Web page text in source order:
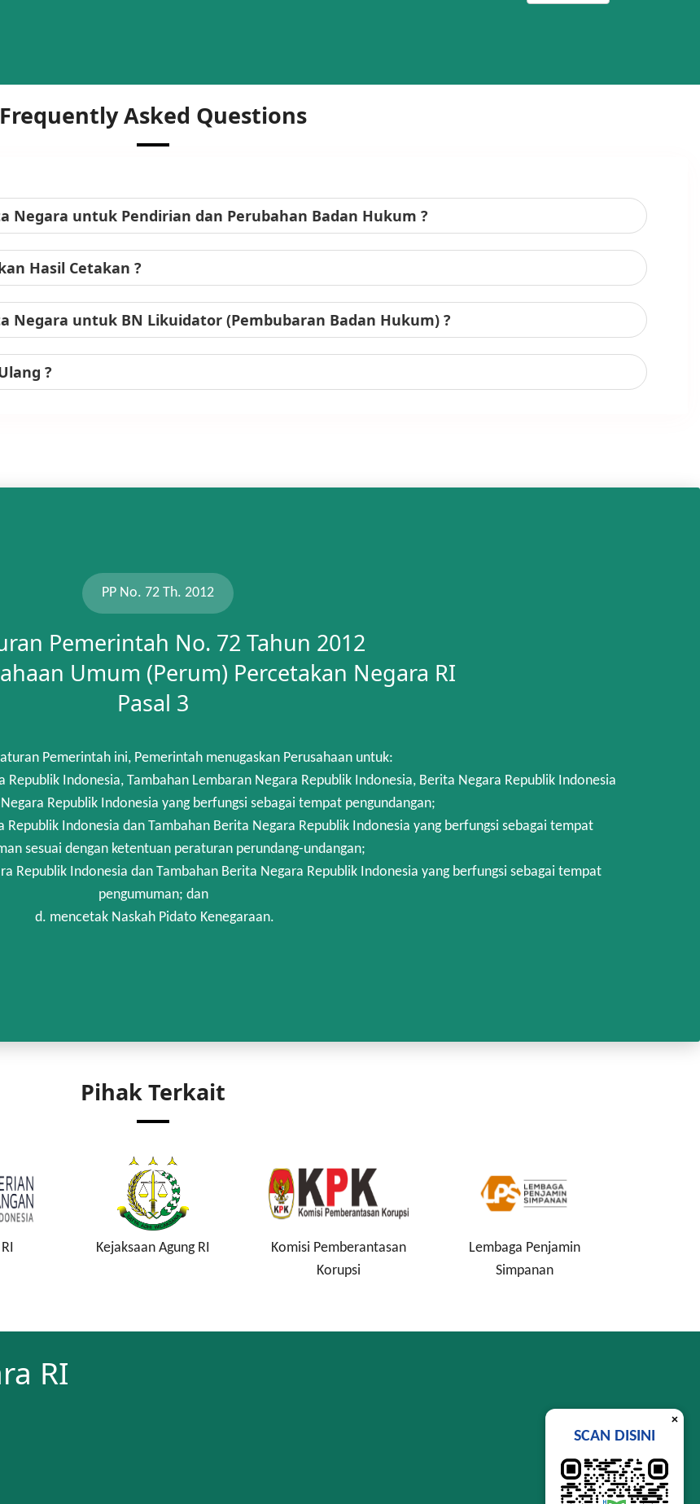
Frequently Asked Questions
Negara untuk Pendirian dan Perubahan Badan Hukum ?
Hasil Cetakan ?
Negara untuk BN Likuidator (Pembubaran Badan Hukum) ?
?
PP No. 72 Th. 2012
Pemerintah No. 72 Tahun 2012
Umum (Perum) Percetakan Negara RI
Pasal 3
Pemerintah ini, Pemerintah menugaskan Perusahaan untuk:
Indonesia, Tambahan Lembaran Negara Republik Indonesia, Berita Negara Republik Indonesia
Republik Indonesia yang berfungsi sebagai tempat pengundangan;
Indonesia dan Tambahan Berita Negara Republik Indonesia yang berfungsi sebagai tempat
sesuai dengan ketentuan peraturan perundang-undangan;
Republik Indonesia dan Tambahan Berita Negara Republik Indonesia yang berfungsi sebagai tempat
pengumuman; dan
d. mencetak Naskah Pidato Kenegaraan.
Pihak Terkait
Kejaksaan Agung RI
Komisi Pemberantasan
Korupsi
Lembaga Penjamin
Simpanan
RI
×
SCAN DISINI